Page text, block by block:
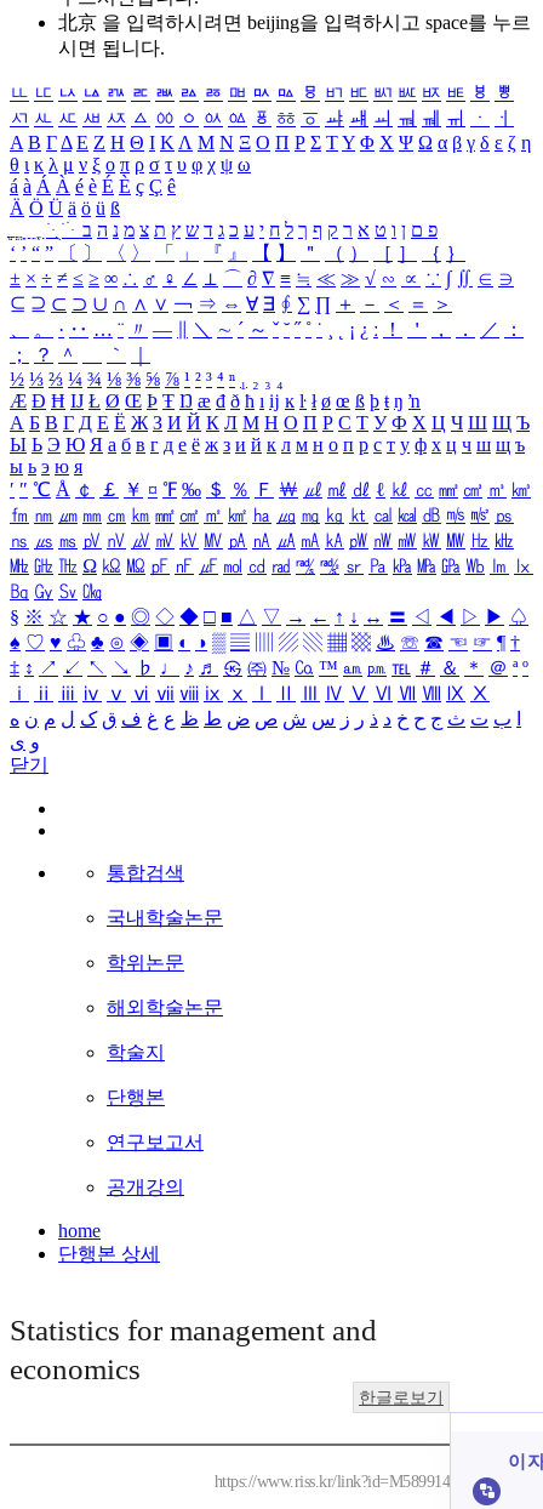
北京 을 입력하시려면 beijing을 입력하시고 space를 누르
시면 됩니다.
ㅥ ㅦ ㅧ ㅨ ㅩ ㅪ ㅫ ㅬ ㅭ ㅮ ㅯ ㅰ ㅱ ㅲ ㅳ ㅴ ㅵ ㅶ ㅷ ㅸ
ㅹ
ㅺ ㅻ ㅼ ㅽ ㅾ ㅿ ㆀ ㆁ ㆂ ㆃ ㆄ ㆅ ㆆ ㆇ ㆈ ㆉ ㆊ ㆋ ㆌ ㆍ
ㆎ
Α Β ΓΔ Ε Ζ Η Θ Ι ΚΛ Μ Ν Ξ Ο Π Ρ Σ ΤΥ Φ Χ Ψ Ω α β γ δ ε ζ η
θ ι κ λ μ ν ξ ο π ρ σ τ υ φ χ ψ ω
á à Á À é è É È ç Ç ê
Ä Ö Ü ä ö ü ß
ִֶֹ ֻּ ׁׂ פ ם ן ו ט א ר ק ף ך ל ח י ע כ ג ד ש ץ ת צ מ נ ה ב
‘ ’ “ ” 〔 〕 〈 〉 「 」 『 』 【 】 ＂ （ ） ［ ］ ｛ ｝
± × ÷ ≠ ≤ ≥ ∞ ∴ ♂ ♀ ∠ ⊥ ⌒ ∂ ∇ ≡ ≒ ≪ ≫ √ ∽ ∝ ∵ ∫ ∬ ∈ ∋
⊆ ⊇ ⊂ ⊃ ∪ ∩ ∧ ∨ ￢ ⇒ ⇔ ∀ ∃ ∮ ∑ ∏ ＋ － ＜ ＝
＞
、
。 · ‥ … ¨ 〃 ― ＼ ∼ ´ ～ ˇ ˘ ˝ ˚ ˙ ¸ ¡ ¿ ː ！ ＇ ， ． ／
：
；
？ ＾ ｀
½ ⅓ ⅔ ¼ ¾ ⅛ ⅜ ⅝ ⅞ ¹ ² ³ ⁴ ⁿ ₁ ₂ ₃ ₄
Æ Ð Ħ Ĳ Ł Ø Œ Þ Ŧ Ŋ æ đ ð ħ ı ĳ ĸ ŀ ł ø œ ß þ ŧ ŋ ŉ
А Б В Г Д Е Ё Ж З И Й К Л М Н О П Р С Т У Ф Х Ц Ч Ш Щ Ъ
Ы Ь Э Ю Я а б в г д е ё ж з и й к л м н о п р с т у ф х ц ч ш щ ъ
ы ь э ю я
′ ″ ℃ Å ￠ ￡ ￥ ¤ ℉ ‰ ＄ ％ Ｆ ￦ ㎕ ㎖ ㎗ ℓ ㎘ ㏄ ㎣ ㎤ ㎥ ㎦
㎙ ㎚ ㎛ ㎜ ㎝ ㎞ ㎟ ㎠ ㎡ ㎢ ㏊ ㎍ ㎎ ㎏ ㏏ ㎈ ㎉ ㏈ ㎧ ㎨ ㎰
㎱ ㎲ ㎳ ㎴ ㎵ ㎶ ㎷ ㎸ ㎹ ㎀ ㎁ ㎂ ㎃ ㎄ ㎺ ㎻ ㎽ ㎾ ㎿ ㎐ ㎑
㎒ ㎓ ㎔ Ω ㏀ ㏁ ㎊ ㎋ ㎌ ㏖ ㏅ ㎭ ㎮ ㎯ ㏛ ㎩ ㎪ ㎫ ㎬ ㏝ ㏐
㏓
㏃ ㏉ ㏜ ㏆
§ ※ ☆ ★ ○ ● ◎ ◇ ◆ □ ■ △ ▽ → ← ↑ ↓ ↔ 〓 ◁ ◀ ▷ ▶ ♤
♠ ♡ ♥ ♧ ♣ ⊙ ◈ ▣ ◐ ◑ ▒ ▤ ▨ ▧ ▦ ▩ ♨ ☏ ☎ ☜ ☞ ¶ †
‡ ↕ ↗ ↙ ↖ ↘ ♭ ♩ ♪ ♬ ㉿ ㈜ № ㏇ ™ ㏂ ㏘ ℡ ＃ ＆ ＊ ＠ ª º
ⅰ
ⅱ ⅲ ⅳ ⅴ ⅵ ⅶ ⅷ ⅸ ⅹ Ⅳ Ⅴ Ⅵ Ⅶ Ⅷ Ⅸ Ⅹ
ب ت ث ج ح خ د ذ ر ز س ش ص ض ط ظ ع غ ف ق ک ل م ن ه
و ی
닫기
통합검색
국내학술논문
학위논문
해외학술논문
학술지
단행본
연구보고서
공개강의
home
단행본 상세
Statistics for management and
economics
한글로보기
https://www.riss.kr/link?id=M589914
이